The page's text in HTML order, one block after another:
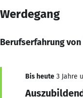
Werdegang
Berufserfahrung
Bis heute 3 Jahre